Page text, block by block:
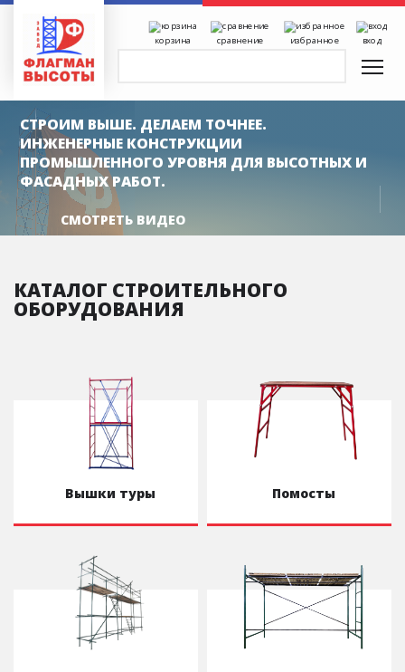
корзина сравнение избранное вход
СТРОИМ ВЫШЕ. ДЕЛАЕМ ТОЧНЕЕ.
ИНЖЕНЕРНЫЕ КОНСТРУКЦИИ
ПРОМЫШЛЕННОГО УРОВНЯ ДЛЯ ВЫСОТНЫХ И
ФАСАДНЫХ РАБОТ.
СМОТРЕТЬ ВИДЕО
КАТАЛОГ СТРОИТЕЛЬНОГО
ОБОРУДОВАНИЯ
Вышки туры Помосты